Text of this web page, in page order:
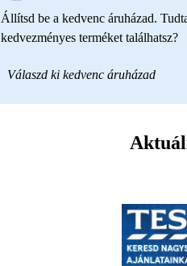
Állítsd be a kedvenc áruházad.
kedvezményes terméket találhatsz?
Válaszd ki kedvenc áruházad